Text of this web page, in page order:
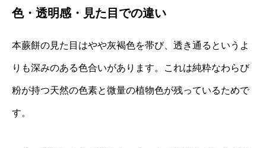
色・透明感・見た目での違い
本蕨餅の見た目はやや灰褐色を帯び、透き通るというよ
りも深みのある色合いがあります。これは純粋なわらび
粉が持つ天然の色素と微量の植物色が残っているためで
す。